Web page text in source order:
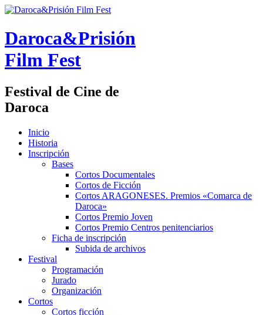
Daroca&Prisión
Film Fest
Festival de Cine de
Daroca
Inicio
Historia
Inscripción
Bases
Cortos Documentales
Cortos de Ficción
Cortos ARAGONESES. Premios «Comarca de
Daroca»
Cortos Premio Joven
Cortos Premio Centros penitenciarios
Ficha de inscripción
Subida de archivos
Festival
Programación
Jurado
Organización
Cortos
Cortos ficción